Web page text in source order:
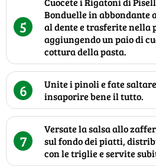
5
Bonduelle in abbondante
al dente e trasferite nella
aggiungendo un paio di
cottura della pasta.
6
Unite i pinoli e fate
insaporire bene il tutto.
7
Versate la salsa allo
sul fondo dei piatti,
con le triglie e servite